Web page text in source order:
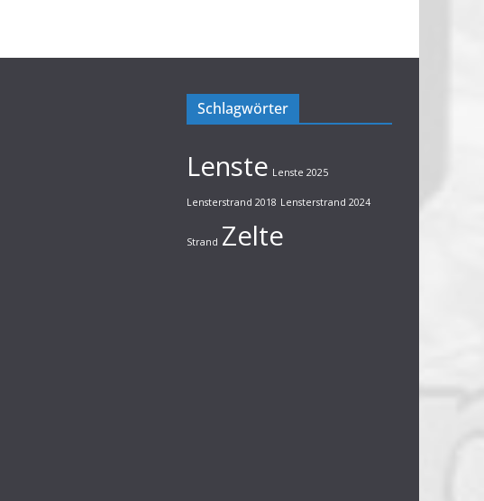
Schlagwörter
Lenste Lenste 2025
Lensterstrand 2018 Lensterstrand 2024
Strand Zelte